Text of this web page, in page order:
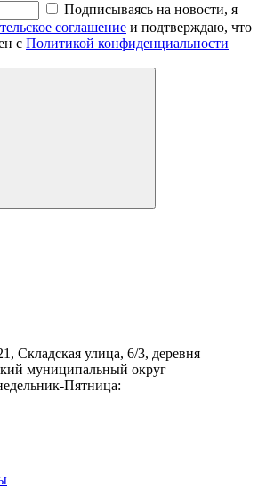
Подписываясь на новости, я
соглашение и подтверждаю, что
с Политикой конфиденциальности
Складская улица, 6/3, деревня
муниципальный округ
Пятница: